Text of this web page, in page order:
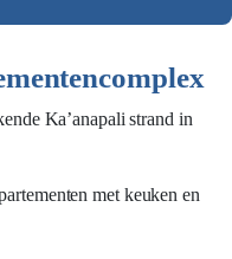
Ka’anapali strand in
met keuken en